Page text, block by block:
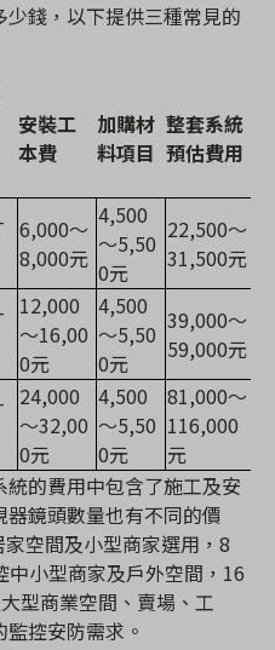
錢，以下提供三種常見的
安裝工
本費
加購材
料項目
整套系統
預估費用
6,000～
8,000元
4,500
～5,50
0元
22,500～
31,500元
12,000
～16,00
0元
4,500
～5,50
0元
39,000～
59,000元
24,000
～32,00
0元
4,500
～5,50
0元
81,000～
116,000
元
的費用中包含了施工及安
鏡頭數量也有不同的價
空間及小型商家選用，8
小型商家及戶外空間，16
型商業空間、賣場、工
控安防需求。